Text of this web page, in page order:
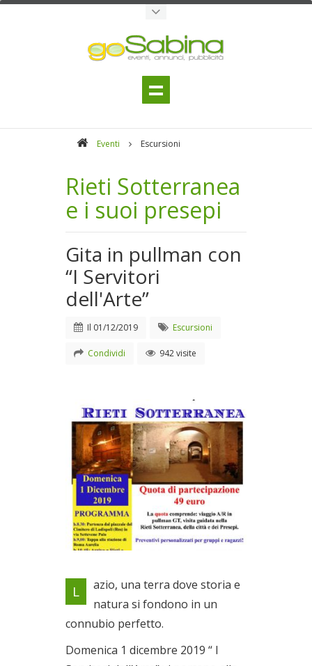
Eventi Escursioni
Rieti Sotterranea
e i suoi presepi
Gita in pullman con
“I Servitori
dell'Arte”
Il 01/12/2019 Escursioni
Condividi 942 visite
Gita in pullman con “I Servitori
dell'Arte”
Il 01/12/2019
L
azio, una terra dove storia e
natura si fondono in un
connubio perfetto.
Domenica 1 dicembre 2019 “ I